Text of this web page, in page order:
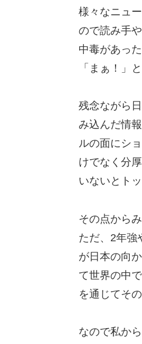
様々なニュ
ので読み手
中毒があっ
「まぁ！」
残念ながら
み込んだ情
ルの面にシ
けでなく分
いないとト
その点から
ただ、2年強
が日本の向
て世界の中
を通じてそ
なので私か